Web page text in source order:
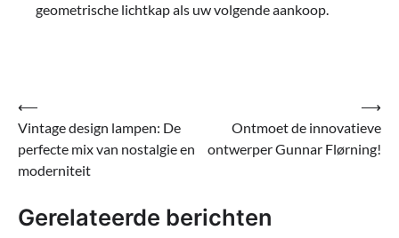
geometrische lichtkap als uw volgende aankoop.
Bericht
navigatie
⟵
Vintage design lampen: De
perfecte mix van nostalgie en
moderniteit
Ontmoet de innovatieve
ontwerper Gunnar Flørning!
⟶
Gerelateerde berichten